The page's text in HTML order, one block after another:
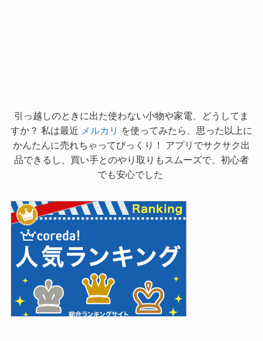
引っ越しのときに出た使わない小物や家電、どうしてま
すか？ 私は最近 メルカリ を使ってみたら、思った以上に
かんたんに売れちゃってびっくり！ アプリでサクサク出
品できるし、買い手とのやり取りもスムーズで、初心者
でも安心でした